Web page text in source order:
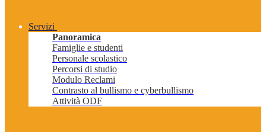
Servizi
Panoramica
Famiglie e studenti
Personale scolastico
Percorsi di studio
Modulo Reclami
Contrasto al bullismo e cyberbullismo
Attività ODF